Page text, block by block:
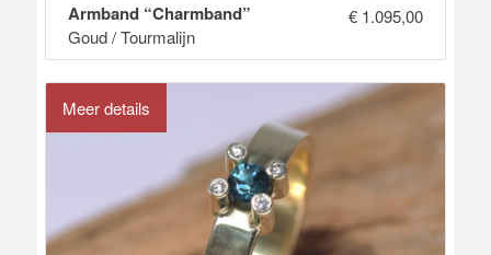
Armband “Charmband”
Goud / Tourmalijn
€1.095,00
Meer details